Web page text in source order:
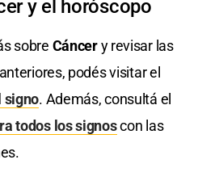
y el horóscopo
sobre Cáncery revisar las
podés visitar el
signo. Además, consultá el
todos los signoscon las